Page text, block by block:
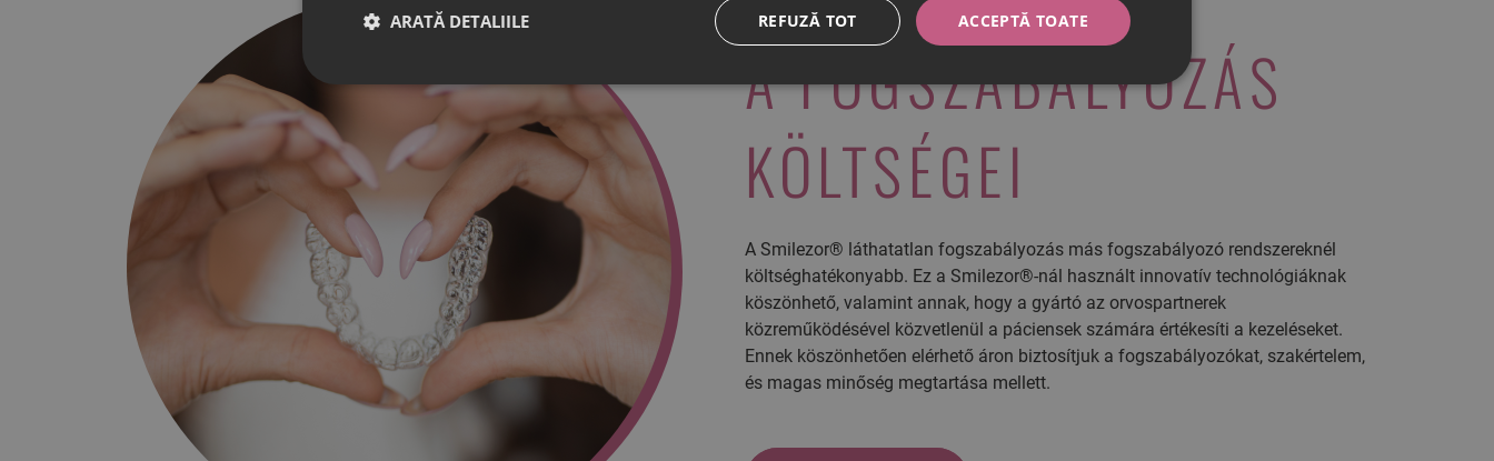
A FOGSZABÁLYOZÁS
KÖLTSÉGEI
A Smilezor® láthatatlan fogszabályozás más fogszabályozó rendszereknél
költséghatékonyabb. Ez a Smilezor®-nál használt innovatív technológiáknak
köszönhető, valamint annak, hogy a gyártó az orvospartnerek
közreműködésével közvetlenül a páciensek számára értékesíti a kezeléseket.
Ennek köszönhetően elérhető áron biztosítjuk a fogszabályozókat, szakértelem,
és magas minőség megtartása mellett.
ACCEPTĂ TOATE
REFUZĂ TOT
ARATĂ DETALIILE